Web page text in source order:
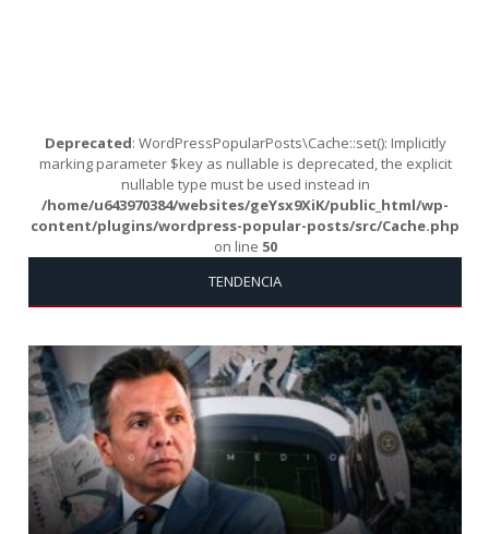
Deprecated: WordPressPopularPosts\Cache::set(): Implicitly
marking parameter $key as nullable is deprecated, the explicit
nullable type must be used instead in
/home/u643970384/websites/geYsx9XiK/public_html/wp-
content/plugins/wordpress-popular-posts/src/Cache.php
on line 50
TENDENCIA